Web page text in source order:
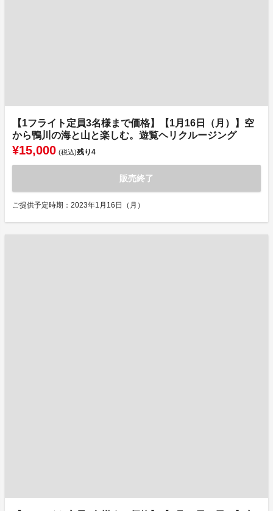
【1フライト定員3名様まで価格】【1月16日（月）】空
から鴨川の海と山と楽しむ。遊覧ヘリクルージング
¥15,000 (税込)残り4
販売終了
ご提供予定時期：2023年1月16日（月）